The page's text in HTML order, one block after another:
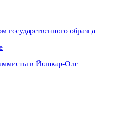
государственного образца
в Йошкар‑Оле